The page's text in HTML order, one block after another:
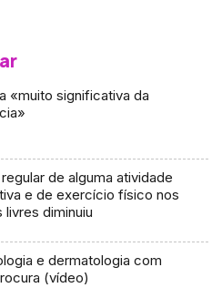
«muito significativa da
de alguma atividade
e de exercício físico nos
livres diminuiu
e dermatologia com
(vídeo)